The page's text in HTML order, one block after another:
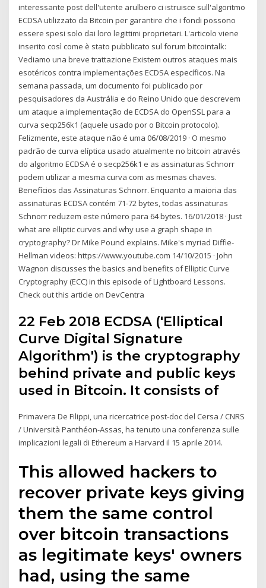
interessante post dell'utente arulbero ci istruisce sull'algoritmo
ECDSA utilizzato da Bitcoin per garantire che i fondi possono
essere spesi solo dai loro legittimi proprietari. L'articolo viene
inserito così come è stato pubblicato sul forum bitcointalk:
Vediamo una breve trattazione Existem outros ataques mais
esotéricos contra implementações ECDSA específicos. Na
semana passada, um documento foi publicado por
pesquisadores da Austrália e do Reino Unido que descrevem
um ataque a implementação de ECDSA do OpenSSL para a
curva secp256k1 (aquele usado por o Bitcoin protocolo).
Felizmente, este ataque não é uma 06/08/2019 · O mesmo
padrão de curva elíptica usado atualmente no bitcoin através
do algoritmo ECDSA é o secp256k1 e as assinaturas Schnorr
podem utilizar a mesma curva com as mesmas chaves.
Benefícios das Assinaturas Schnorr. Enquanto a maioria das
assinaturas ECDSA contém 71-72 bytes, todas assinaturas
Schnorr reduzem este número para 64 bytes. 16/01/2018 · Just
what are elliptic curves and why use a graph shape in
cryptography? Dr Mike Pound explains. Mike's myriad Diffie-
Hellman videos: https://www.youtube.com 14/10/2015 · John
Wagnon discusses the basics and benefits of Elliptic Curve
Cryptography (ECC) in this episode of Lightboard Lessons.
Check out this article on DevCentra
22 Feb 2018 ECDSA ('Elliptical
Curve Digital Signature
Algorithm') is the cryptography
behind private and public keys
used in Bitcoin. It consists of
Primavera De Filippi, una ricercatrice post-doc del Cersa / CNRS
/ Università Panthéon-Assas, ha tenuto una conferenza sulle
implicazioni legali di Ethereum a Harvard il 15 aprile 2014.
This allowed hackers to
recover private keys giving
them the same control
over bitcoin transactions
as legitimate keys' owners
had, using the same